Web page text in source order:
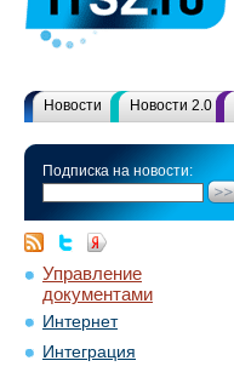
Новости Новости 2.0
Подписка на новости:
Управление
документами
Интернет
Интеграция